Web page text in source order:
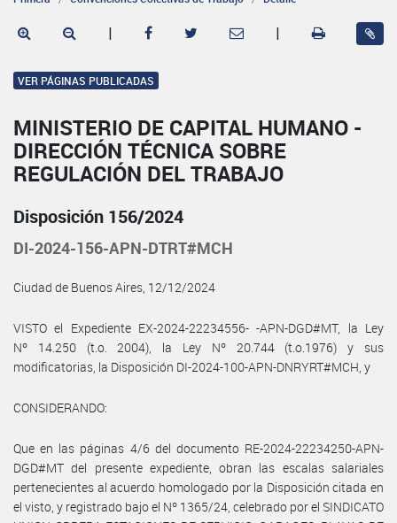
| |
VER PÁGINAS PUBLICADAS
MINISTERIO DE CAPITAL HUMANO -
DIRECCIÓN TÉCNICA SOBRE
REGULACIÓN DEL TRABAJO
Disposición 156/2024
DI-2024-156-APN-DTRT#MCH
Ciudad de Buenos Aires, 12/12/2024
VISTO el Expediente EX-2024-22234556- -APN-DGD#MT, la Ley
Nº 14.250 (t.o. 2004), la Ley Nº 20.744 (t.o.1976) y sus
modificatorias, la Disposición DI-2024-100-APN-DNRYRT#MCH, y
CONSIDERANDO:
Que en las páginas 4/6 del documento RE-2024-22234250-APN-
DGD#MT del presente expediente, obran las escalas salariales
pertenecientes al acuerdo homologado por la Disposición citada en
el visto, y registrado bajo el Nº 1365/24, celebrado por el SINDICATO